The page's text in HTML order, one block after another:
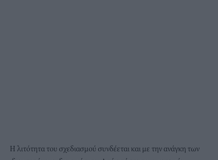
Η λιτότητα του σχεδιασμού συνδέεται και με την ανάγκη των